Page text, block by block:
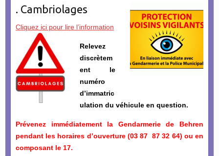
. Cambriolages
Cliquez ici pour lire l’information
Relevez
discrètem
ent le
numéro
d’immatric
ulation du véhicule en question.
Prévenez immédiatement la Gendarmerie de Behren
pendant les horaires d’ouverture (03 87 87 32 64) ou en
composant le 17.